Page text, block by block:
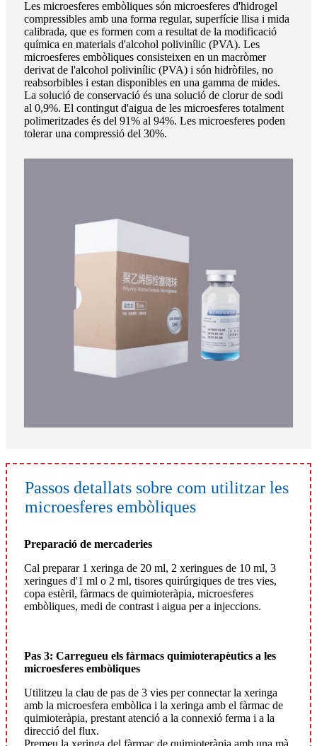
Les microesferes embòliques són microesferes d'hidrogel
compressibles amb una forma regular, superfície llisa i mida
calibrada, que es formen com a resultat de la modificació
química en materials d'alcohol polivinílic (PVA). Les
microesferes embòliques consisteixen en un macròmer
derivat de l'alcohol polivinílic (PVA) i són hidròfiles, no
reabsorbibles i estan disponibles en una gamma de mides.
La solució de conservació és una solució de clorur de sodi
al 0,9%. El contingut d'aigua de les microesferes totalment
polimeritzades és del 91% al 94%. Les microesferes poden
tolerar una compressió del 30%.
Passos detallats sobre com utilitzar les
microesferes embòliques
Preparació de mercaderies
Cal preparar 1 xeringa de 20 ml, 2 xeringues de 10 ml, 3
xeringues d'1 ml o 2 ml, tisores quirúrgiques de tres vies,
copa estèril, fàrmacs de quimioteràpia, microesferes
embòliques, medi de contrast i aigua per a injeccions.
Pas 3: Carregueu els fàrmacs quimioterapèutics a les
microesferes embòliques
Utilitzeu la clau de pas de 3 vies per connectar la xeringa
amb la microesfera embòlica i la xeringa amb el fàrmac de
quimioteràpia, prestant atenció a la connexió ferma i a la
direcció del flux.